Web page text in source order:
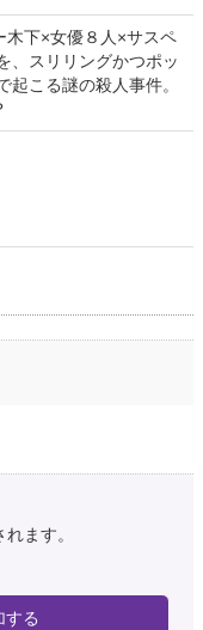
木下×女優８人×サスペ
、スリリングかつポッ
こる謎の殺人事件。
ます。
する